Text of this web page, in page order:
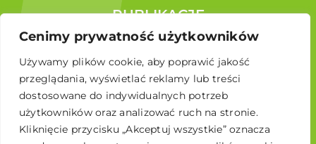
Cenimy prywatność użytkowników
Używamy plików cookie, aby poprawić jakość
przeglądania, wyświetlać reklamy lub treści
dostosowane do indywidualnych potrzeb
użytkowników oraz analizować ruch na stronie.
Kliknięcie przycisku „Akceptuj wszystkie” oznacza
PUBLIKACJE
Raporty
Broszura edukacyjna